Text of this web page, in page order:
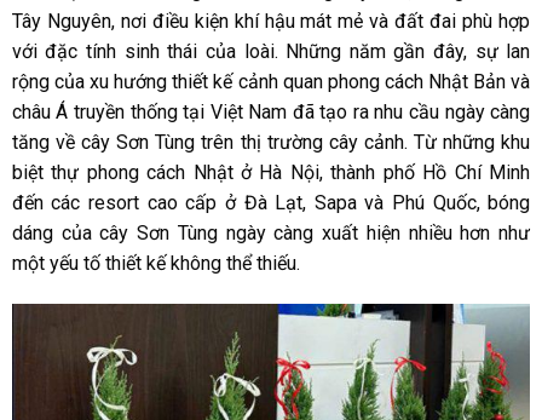
Tây Nguyên, nơi điều kiện khí hậu mát mẻ và đất đai phù hợp
với đặc tính sinh thái của loài. Những năm gần đây, sự lan
rộng của xu hướng thiết kế cảnh quan phong cách Nhật Bản và
châu Á truyền thống tại Việt Nam đã tạo ra nhu cầu ngày càng
tăng về cây Sơn Tùng trên thị trường cây cảnh. Từ những khu
biệt thự phong cách Nhật ở Hà Nội, thành phố Hồ Chí Minh
đến các resort cao cấp ở Đà Lạt, Sapa và Phú Quốc, bóng
dáng của cây Sơn Tùng ngày càng xuất hiện nhiều hơn như
một yếu tố thiết kế không thể thiếu.